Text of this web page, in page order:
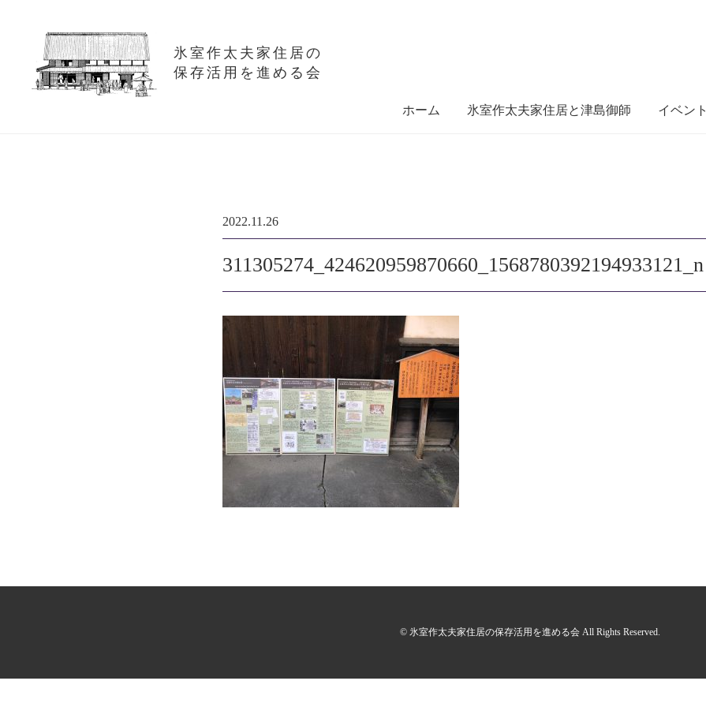
氷室作太夫家住居の
保存活用を進める会
ホーム 氷室作太夫家住居と津島御師 イベント
2022.11.26
311305274_424620959870660_1568780392194933121_n
© 氷室作太夫家住居の保存活用を進める会 All Rights Reserved.